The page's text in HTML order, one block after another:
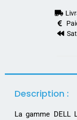
Description :
La gamme DELL